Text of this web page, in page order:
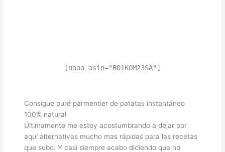
[naaa asin="B01KOM23SA"]
Consigue puré parmentier de patatas instantáneo
100% natural
Últimamente me estoy acostumbrando a dejar por
aquí alternativas mucho mas rápidas para las recetas
que subo. Y casi siempre acabo diciendo que no